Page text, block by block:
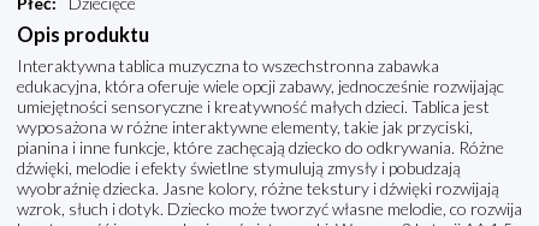
Opis produktu
Interaktywna tablica muzyczna to wszechstronna zabawka
edukacyjna, która oferuje wiele opcji zabawy, jednocześnie rozwijając
umiejętności sensoryczne i kreatywność małych dzieci. Tablica jest
wyposażona w różne interaktywne elementy, takie jak przyciski,
pianina i inne funkcje, które zachęcają dziecko do odkrywania. Różne
dźwięki, melodie i efekty świetlne stymulują zmysły i pobudzają
wyobraźnię dziecka. Jasne kolory, różne tekstury i dźwięki rozwijają
wzrok, słuch i dotyk. Dziecko może tworzyć własne melodie, co rozwija